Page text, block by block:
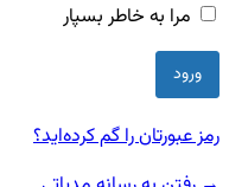
مرا به خاطر بسپار
رمز عبورتان را گم کرده‌اید؟